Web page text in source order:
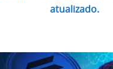
atualizado.